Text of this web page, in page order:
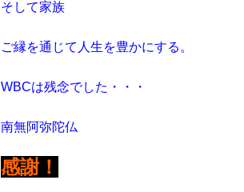
そして家族
ご縁を通じて人生を豊かにする。
WBCは残念でした・・・
南無阿弥陀仏
感謝！